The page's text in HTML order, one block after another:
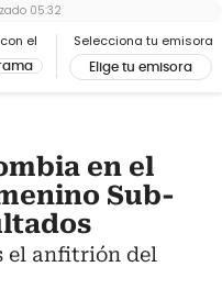
el Selecciona tu emisora
Elige tu emisora
05:32
en el
Sub-
el anfitrión del